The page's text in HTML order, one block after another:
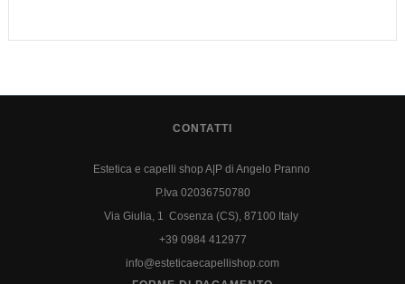
CONTATTI
Estetica e capelli shop A|P di Angelo Pranno
P.Iva 02036750780
Via Giulia, 1 Cosenza (CS), 87100 Italy
+39 0984 412977
info@esteticaecapellishop.com